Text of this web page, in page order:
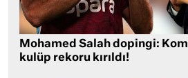
Mohamed Salah dopingi:
kulüp rekoru kırıldı!